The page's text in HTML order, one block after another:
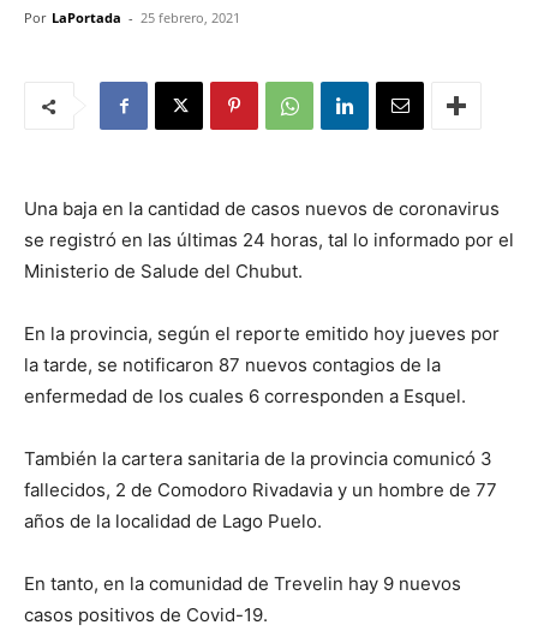
Por LaPortada - 25 febrero, 2021
Una baja en la cantidad de casos nuevos de coronavirus
se registró en las últimas 24 horas, tal lo informado por el
Ministerio de Salude del Chubut.
En la provincia, según el reporte emitido hoy jueves por
la tarde, se notificaron 87 nuevos contagios de la
enfermedad de los cuales 6 corresponden a Esquel.
También la cartera sanitaria de la provincia comunicó 3
fallecidos, 2 de Comodoro Rivadavia y un hombre de 77
años de la localidad de Lago Puelo.
En tanto, en la comunidad de Trevelin hay 9 nuevos
casos positivos de Covid-19.